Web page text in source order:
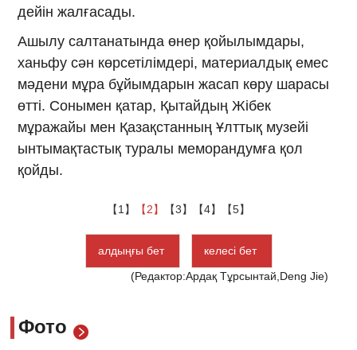
дейін жалғасады.
Ашылу салтанатында өнер қойылымдары,
ханьфу сән көрсетілімдері, материалдық емес
мәдени мұра бұйымдарын жасап көру шарасы
өтті. Сонымен қатар, Қытайдың Жібек
мұражайы мен Қазақстанның Ұлттық музейі
ынтымақтастық туралы меморандумға қол
қойды.
【1】 【2】 【3】 【4】 【5】
алдыңғы бет
келесі бет
(Редактор:Ардақ Тұрсынтай,Deng Jie)
Фото